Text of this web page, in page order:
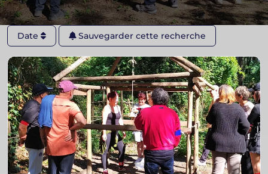
Date Sauvegarder cette recherche